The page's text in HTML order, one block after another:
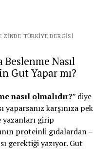
ZINDE TÜRKIYE DERGISI
Beslenme Nasıl
Gut Yapar mı?
nasıl olmalıdır?” diye
karşınıza pek
yazanları girip
proteinli gıdalardan –
gerektiği yazıyor. Gut